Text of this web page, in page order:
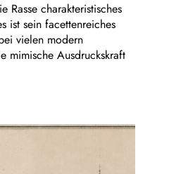
Rasse charakteristisches
ist sein facettenreiches
vielen modern
mimische Ausdruckskraft